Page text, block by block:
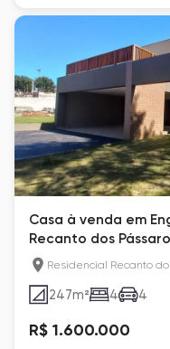
Casa à venda em
Recanto dos
Residencial Recanto
247m² 4 4
R$ 1.600.000